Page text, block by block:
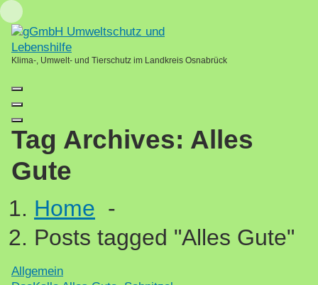
Skip
to
content
Loading...
Klima-, Umwelt- und Tierschutz im Landkreis Osnabrück
Tag Archives: Alles
Gute
Home -
Posts tagged "Alles Gute"
Allgemein